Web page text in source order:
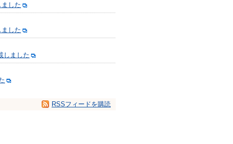
した
した
しました
RSSフィードを購読